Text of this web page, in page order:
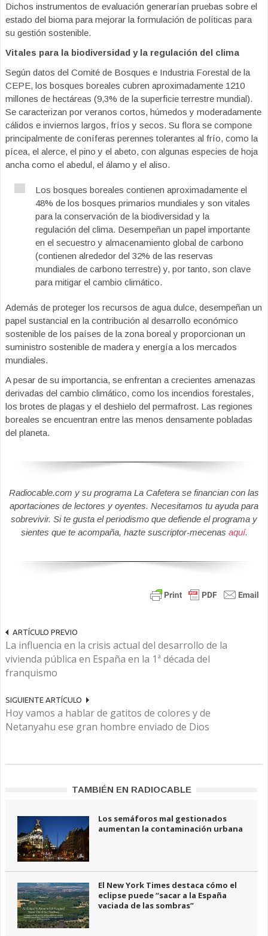
Dichos instrumentos de evaluación generarían pruebas sobre el
estado del bioma para mejorar la formulación de políticas para
su gestión sostenible.
Vitales para la biodiversidad y la regulación del clima
Según datos del Comité de Bosques e Industria Forestal de la
CEPE, los bosques boreales cubren aproximadamente 1210
millones de hectáreas (9,3% de la superficie terrestre mundial).
Se caracterizan por veranos cortos, húmedos y moderadamente
cálidos e inviernos largos, fríos y secos. Su flora se compone
principalmente de coníferas perennes tolerantes al frío, como la
pícea, el alerce, el pino y el abeto, con algunas especies de hoja
ancha como el abedul, el álamo y el aliso.
Los bosques boreales contienen aproximadamente el
48% de los bosques primarios mundiales y son vitales
para la conservación de la biodiversidad y la
regulación del clima. Desempeñan un papel importante
en el secuestro y almacenamiento global de carbono
(contienen alrededor del 32% de las reservas
mundiales de carbono terrestre) y, por tanto, son clave
para mitigar el cambio climático.
Además de proteger los recursos de agua dulce, desempeñan un
papel sustancial en la contribución al desarrollo económico
sostenible de los países de la zona boreal y proporcionan un
suministro sostenible de madera y energía a los mercados
mundiales.
A pesar de su importancia, se enfrentan a crecientes amenazas
derivadas del cambio climático, como los incendios forestales,
los brotes de plagas y el deshielo del permafrost. Las regiones
boreales se encuentran entre las menos densamente pobladas
del planeta.
Radiocable.com y su programa La Cafetera se financian con las
aportaciones de lectores y oyentes. Necesitamos tu ayuda para
sobrevivir. Si te gusta el periodismo que defiende el programa y
sientes que te acompaña, hazte suscriptor-mecenas aquí.
ARTÍCULO PREVIO
La influencia en la crisis actual del desarrollo de la
vivienda pública en España en la 1ª década del
franquismo
SIGUIENTE ARTÍCULO
Hoy vamos a hablar de gatitos de colores y de
Netanyahu ese gran hombre enviado de Dios
TAMBIÉN EN RADIOCABLE
Los semáforos mal gestionados
aumentan la contaminación urbana
El New York Times destaca cómo el
eclipse puede “sacar a la España
vaciada de las sombras”